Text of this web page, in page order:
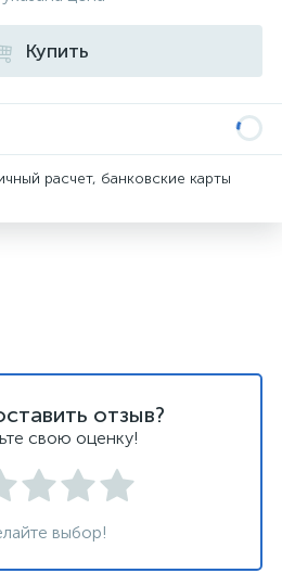
Купить
расчет, банковские карты
отзыв?
свою оценку!
выбор!